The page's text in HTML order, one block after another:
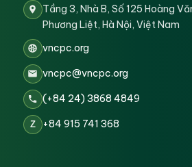
Tầng 3, Nhà B, Số 125 Hoàng
Phương Liệt, Hà Nội, Việt Nam
vncpc.org
vncpc@vncpc.org
(+84 24) 3868 4849
Z +84 915 741 368